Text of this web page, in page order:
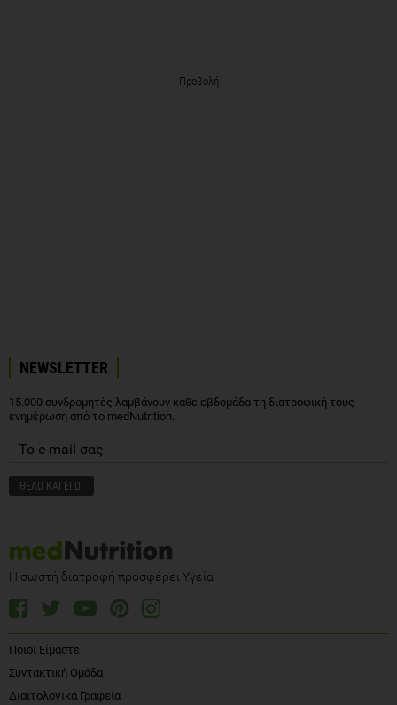
Προβολή
NEWSLETTER
15.000 συνδρομητές λαμβάνουν κάθε εβδομάδα τη διατροφική τους
ενημέρωση από το medNutrition.
Η σωστή διατροφή προσφέρει Υγεία
Ποιοι Είμαστε
Συντακτική Ομάδα
Διαιτολογικά Γραφεία